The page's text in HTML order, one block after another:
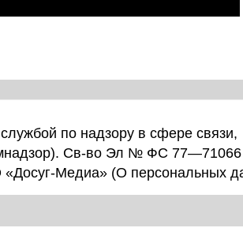
по надзору в сфере связи,
Св-во Эл № ФС 77—71066
Медиа» (О персональных